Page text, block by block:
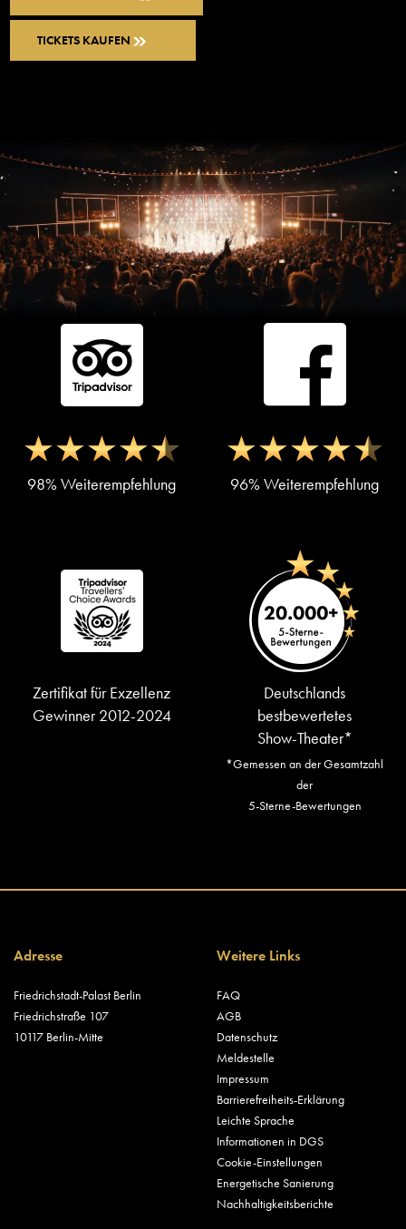
TICKETS KAUFEN
98% Weiterempfehlung 96% Weiterempfehlung
Zertifikat für Exzellenz
Gewinner 2012-2024
Deutschlands
bestbewertetes
Show-Theater*
*Gemessen an der Gesamtzahl
der
5-Sterne-Bewertungen
Adresse
Friedrichstadt-Palast Berlin
Friedrichstraße 107
10117 Berlin-Mitte
Weitere Links
FAQ
AGB
Datenschutz
Meldestelle
Impressum
Barrierefreiheits-Erklärung
Leichte Sprache
Informationen in DGS
Cookie-Einstellungen
Energetische Sanierung
Nachhaltigkeitsberichte